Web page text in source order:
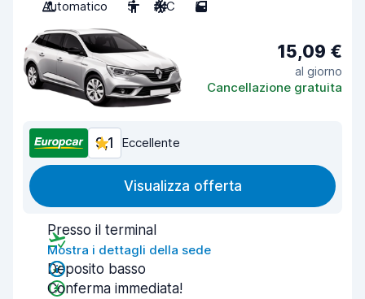
Automatico
5 A/C 5
15,09 €
al giorno
Cancellazione gratuita
9,1 Eccellente
Visualizza offerta
Presso il terminal
Mostra i dettagli della sede
Deposito basso
Conferma immediata!